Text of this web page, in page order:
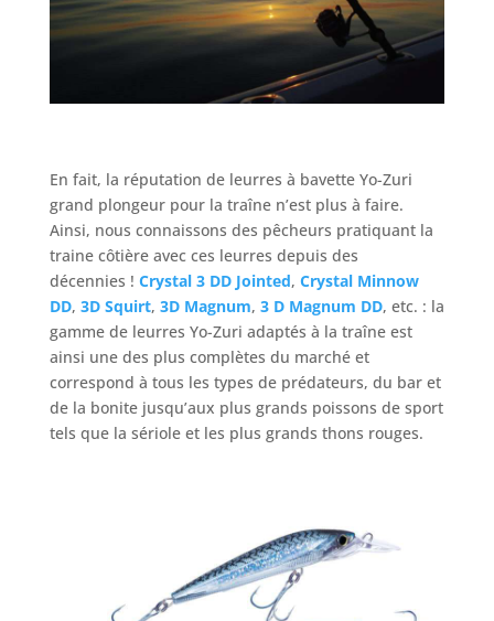
En fait, la réputation de leurres à bavette Yo-Zuri
grand plongeur pour la traîne n’est plus à faire.
Ainsi, nous connaissons des pêcheurs pratiquant la
traine côtière avec ces leurres depuis des
décennies ! Crystal 3 DD Jointed, Crystal Minnow
DD, 3D Squirt, 3D Magnum, 3 D Magnum DD, etc. : la
gamme de leurres Yo-Zuri adaptés à la traîne est
ainsi une des plus complètes du marché et
correspond à tous les types de prédateurs, du bar et
de la bonite jusqu’aux plus grands poissons de sport
tels que la sériole et les plus grands thons rouges.